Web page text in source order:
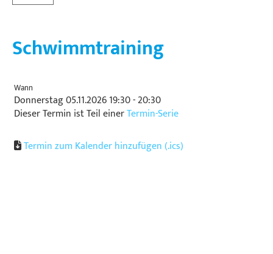
Schwimmtraining
Wann
Donnerstag 05.11.2026 19:30 - 20:30
Dieser Termin ist Teil einerTermin-Serie
Termin zum Kalender hinzufügen (.ics)